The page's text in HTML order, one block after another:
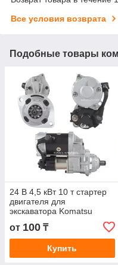
Все условия возврата
Подобные товары
24 В 4,5 кВт 10 т стартер
двигателя для
экскаватора Komatsu
PC60-7 600-863-4410
6008634410
от 100 ₸
Купить